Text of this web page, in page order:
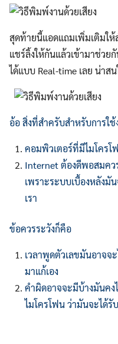
Search
for:
สุดท้ายนี้แอดแถมเพิ่มเติมให้
แชร์ลิ้งให้กันแล้วเข้ามาช่ว
ได้แบบ Real-time เลย น่าส
อ้อ สิ่งที่สำครับสำหรับการใ
คอมพิวเตอร์ที่มีไมโครโ
Internet ต้องดีพอสมคว
เพราะระบบเบื้องหลังมั
เรา
ข้อควรระวังก็คือ
เวลาพูดตัวเลขมันอาจจ
มาแก้เอง
คำผิดอาจจะมีบ้างมันคง
ไมโครโฟน ว่ามันจะได้